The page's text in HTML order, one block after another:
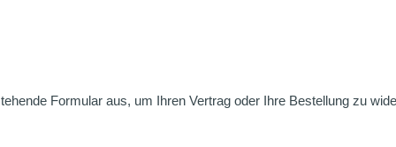
Formular aus, um Ihren Vertrag oder Ihre Bestellung zu